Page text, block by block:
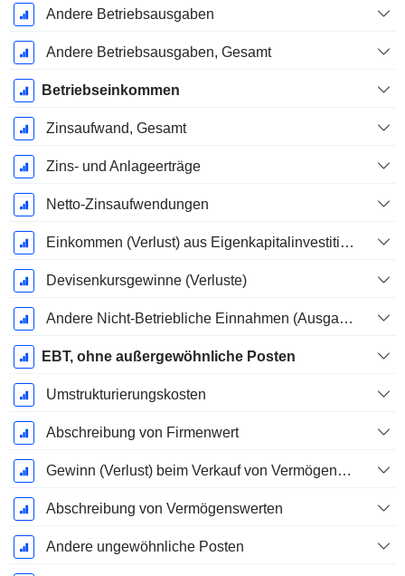
Andere Betriebsausgaben
Andere Betriebsausgaben, Gesamt
Betriebseinkommen
Zinsaufwand, Gesamt
Zins- und Anlageerträge
Netto-Zinsaufwendungen
Einkommen (Verlust) aus Eigenkapitalinvestitionen.
Devisenkursgewinne (Verluste)
Andere Nicht-Betriebliche Einnahmen (Ausgaben)
EBT, ohne außergewöhnliche Posten
Umstrukturierungskosten
Abschreibung von Firmenwert
Gewinn (Verlust) beim Verkauf von Vermögenswerten
Abschreibung von Vermögenswerten
Andere ungewöhnliche Posten